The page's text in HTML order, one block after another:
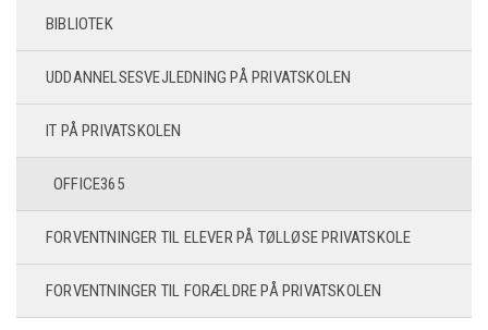
BIBLIOTEK
UDDANNELSESVEJLEDNING PÅ PRIVATSKOLEN
IT PÅ PRIVATSKOLEN
OFFICE365
FORVENTNINGER TIL ELEVER PÅ TØLLØSE PRIVATSKOLE
FORVENTNINGER TIL FORÆLDRE PÅ PRIVATSKOLEN